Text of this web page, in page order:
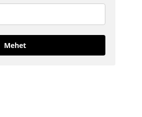
Mehet